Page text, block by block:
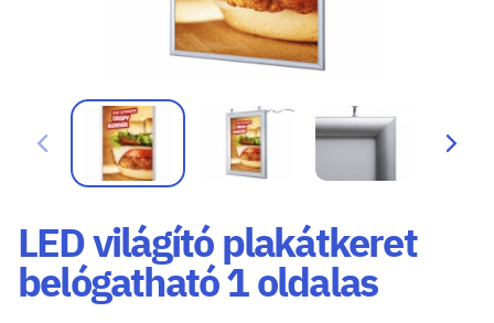
LED világító plakátkeret
belógatható 1 oldalas